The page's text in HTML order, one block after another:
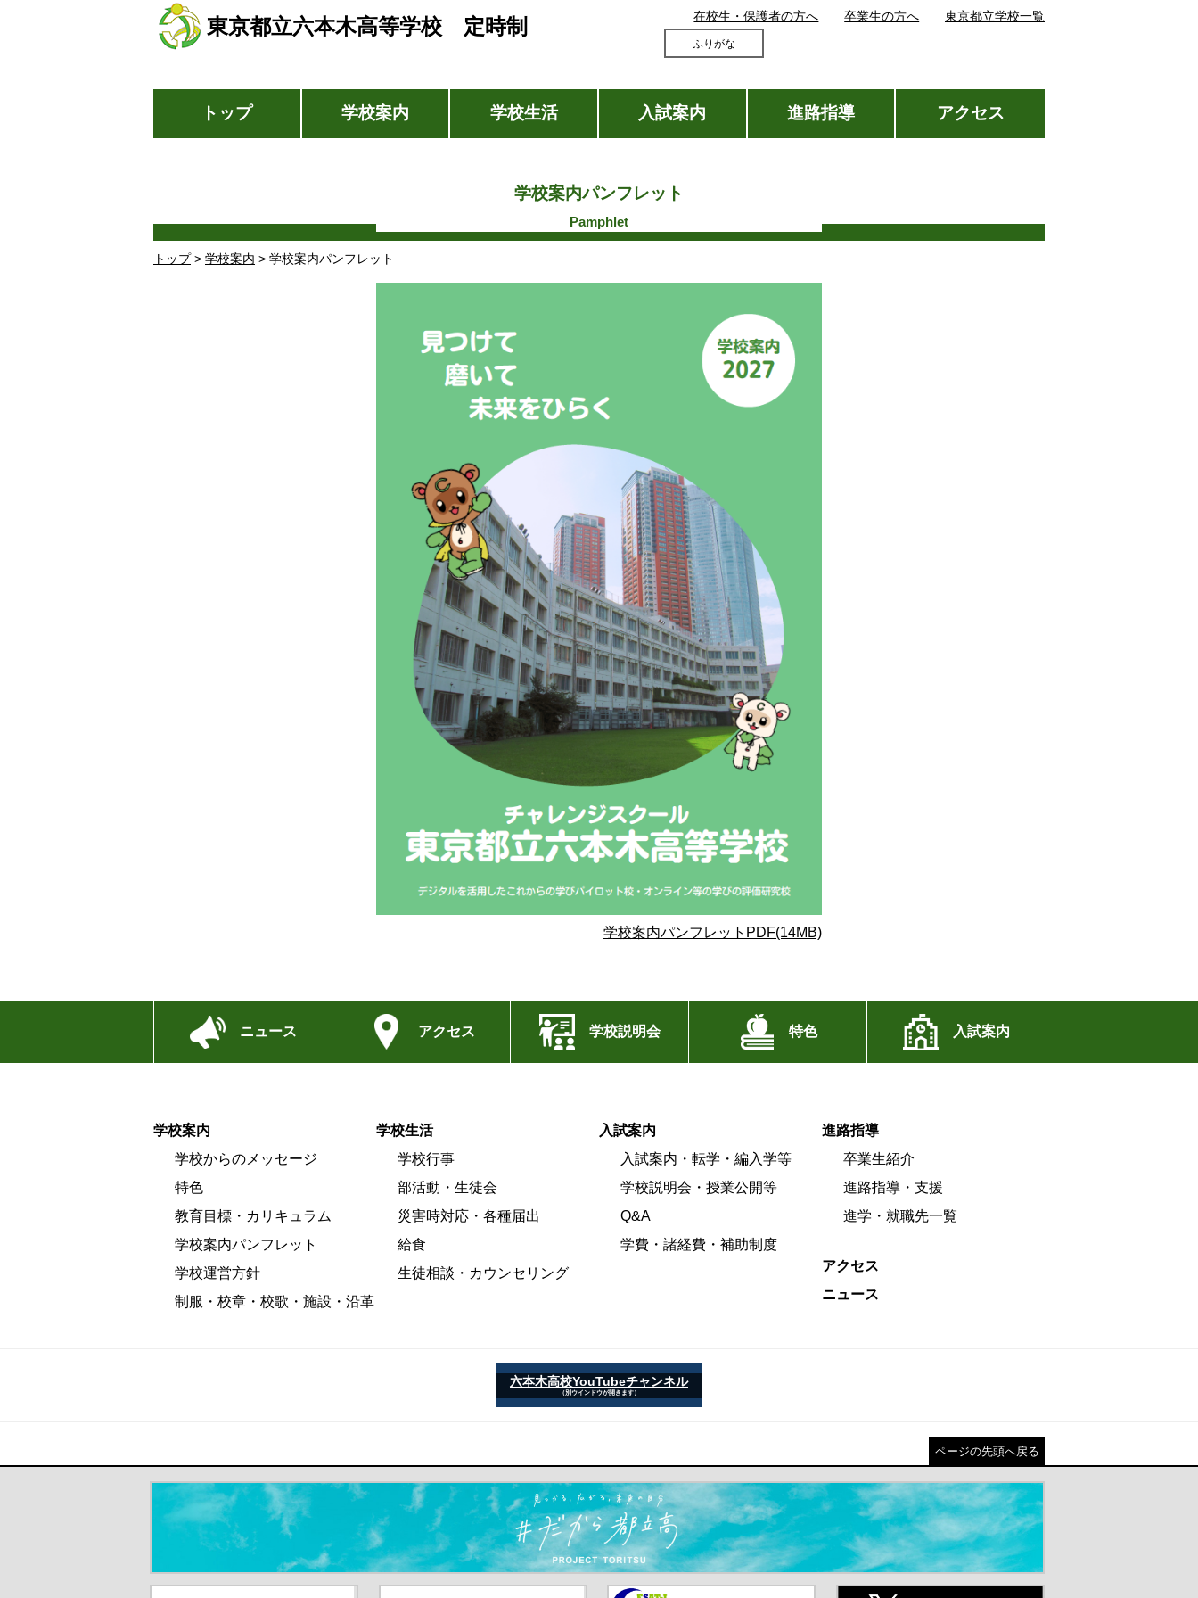
東京都立六本木高等学校 定時制
ふりがな
トップ 学校案内 学校生活 入試案内 進路指導 アクセス
在校生・保護者の方へ 卒業生の方へ 東京都立学校一覧
トップ> 学校案内 > 学校案内パンフレット
学校案内パンフレット
学校案内パンフレットPDF(14MB)
ニュース アクセス 学校説明会 特色 入試案内
学校案内
学校からのメッセージ
特色
教育目標・カリキュラム
学校案内パンフレット
学校運営方針
制服・校章・校歌・施設・沿革
学校生活
学校行事
部活動・生徒会
災害時対応・各種届出
給食
生徒相談・カウンセリング
入試案内
入試案内・転学・編入学等
学校説明会・授業公開等
Q&A
学費・諸経費・補助制度
進路指導
卒業生紹介
進路指導・支援
進学・就職先一覧
アクセス
ニュース
六本木高校YouTubeチャンネル
（別ウインドウが開きます）
ページの先頭へ戻る
＃だから都立高（別ウインドウが開きます）